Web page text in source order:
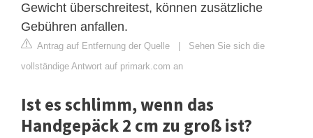
Gewicht überschreitest, können zusätzliche
Gebühren anfallen.
Antrag auf Entfernung der Quelle
Sehen Sie sich die
vollständige Antwort auf primark.com an
Ist es schlimm, wenn das
Handgepäck 2 cm zu groß ist?